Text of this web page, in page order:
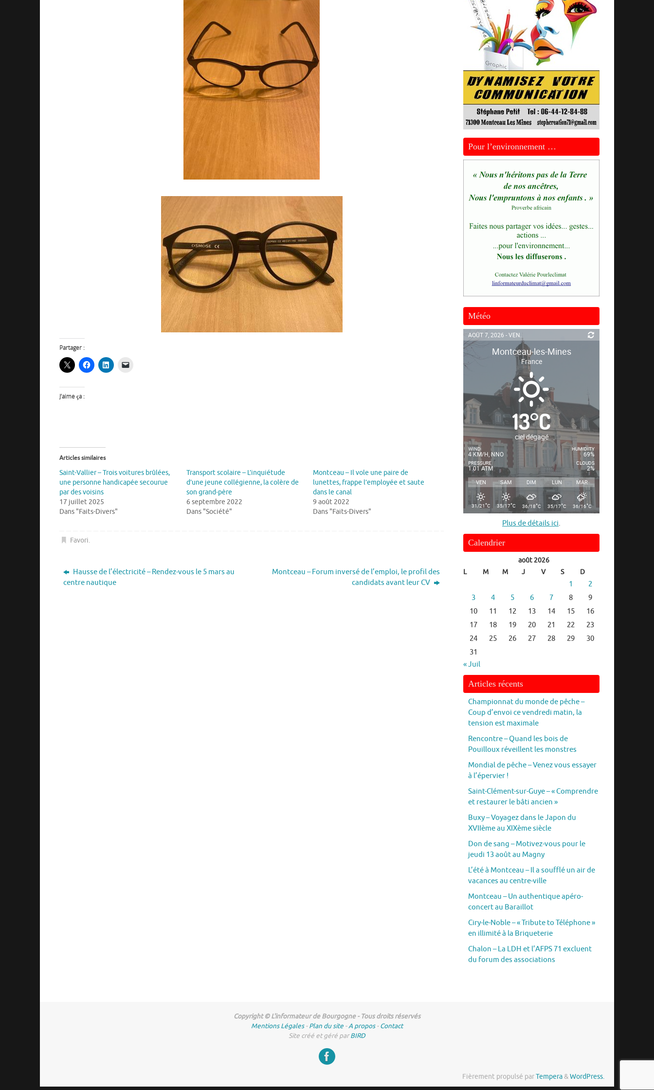
Partager :
J’aime ça :
Articles similaires
Saint-Vallier – Trois voitures brûlées,
une personne handicapée secourue
par des voisins
17 juillet 2025
Dans "Faits-Divers"
Transport scolaire – L’inquiétude
d’une jeune collégienne, la colère de
son grand-père
6 septembre 2022
Dans "Société"
Montceau – Il vole une paire de
lunettes, frappe l’employée et saute
dans le canal
9 août 2022
Dans "Faits-Divers"
Favori.
Hausse de l’électricité – Rendez-vous le 5 mars au
centre nautique
Montceau – Forum inversé de l’emploi, le profil des
candidats avant leur CV
Pour l’environnement …
Météo
AOÛT 7, 2026 - VEN.
Montceau-les-Mines
France
13°C
ciel dégagé
WIND
4 KM/H, NNO
PRESSURE
1.01 ATM
HUMIDITY
69%
CLOUDS
2%
VEN SAM DIM LUN MAR
31/21°C 35/17°C 36/18°C 35/17°C 36/16°C
Plus de détails ici.
Calendrier
août 2026
L
M M J V S D
1
2
3
4 5 6 7 8
9
10
11 12 13 14 15
16
17
18 19 20 21 22
23
24
25 26 27 28 29
30
31
« Juil
Articles récents
Championnat du monde de pêche –
Coup d’envoi ce vendredi matin, la
tension est maximale
Rencontre – Quand les bois de
Pouilloux réveillent les monstres
Mondial de pêche – Venez vous essayer
à l’épervier !
Saint-Clément-sur-Guye – « Comprendre
et restaurer le bâti ancien »
Buxy – Voyagez dans le Japon du
XVIIème au XIXème siècle
Don de sang – Motivez-vous pour le
jeudi 13 août au Magny
L’été à Montceau – Il a soufflé un air de
vacances au centre-ville
Montceau – Un authentique apéro-
concert au Baraillot
Ciry-le-Noble – « Tribute to Téléphone »
en illimité à la Briqueterie
Chalon – La LDH et l’AFPS 71 excluent
du forum des associations
Copyright © L'informateur de Bourgogne - Tous droits réservés
Mentions Légales-Plan du site -A propos-Contact
Site créé et géré parBIRD
Fièrement propulsé parTempera&WordPress.